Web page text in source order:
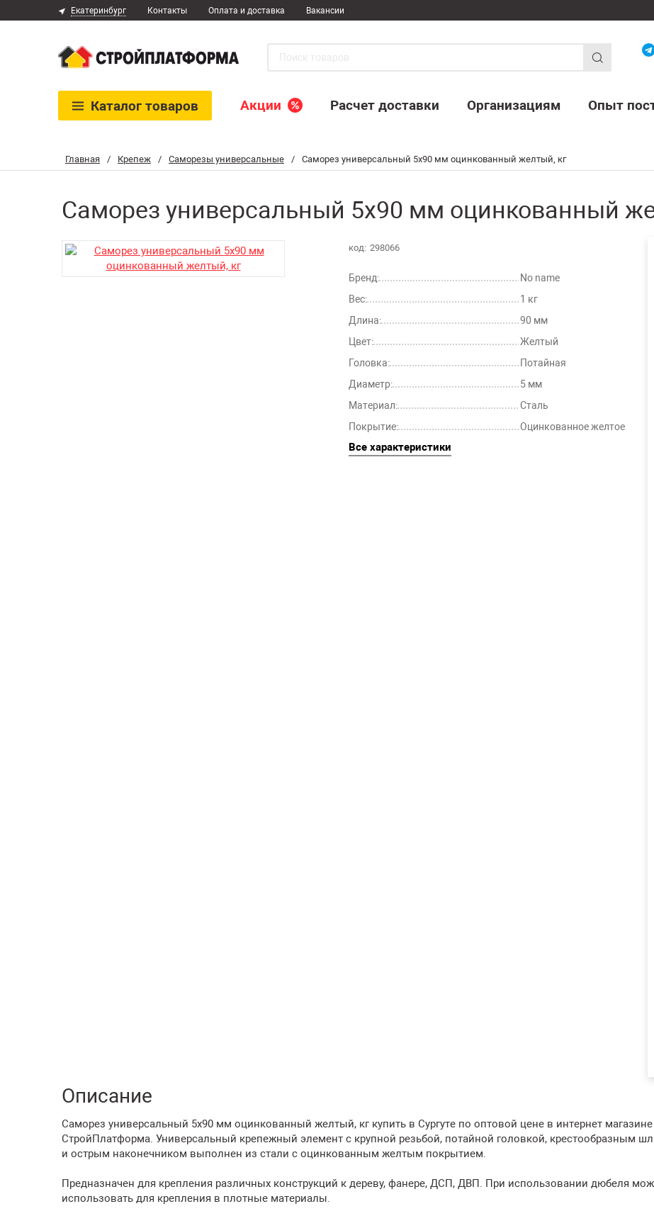
Главная / Крепеж / Саморезы универсальные / Саморез универсальный 5х90 мм оцинкованный желтый, кг
Саморез универсальный 5х90 мм оцинкованный
код: 298066
Бренд:
No name
Вес:
1 кг
Длина:
90 мм
Цвет:
Желтый
Головка:
Потайная
Диаметр:
5 мм
Материал:
Сталь
Покрытие:
Оцинкованное желтое
Все характеристики
Описание
Саморез универсальный 5х90 мм оцинкованный желтый, кг купить в Сургуте по оптовой цене в интернет магазине
СтройПлатформа. Универсальный крепежный элемент с крупной резьбой, потайной головкой, крестообразным
и острым наконечником выполнен из стали с оцинкованным желтым покрытием.
Предназначен для крепления различных конструкций к дереву, фанере, ДСП, ДВП. При использовании дюбеля
использовать для крепления в плотные материалы.
Екатеринбург Контакты Оплата и доставка Вакансии
Каталог товаров Акции Расчет доставки Организациям Опыт